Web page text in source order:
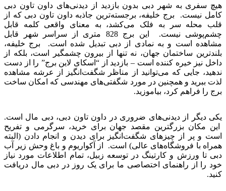
هیچ سفری به شهر دبی بدون بازدید از دیدنی‌های داون تاون دبی
کامل نیست. برج خلیفه، برجسته‌ترین جاذبه داون تاون دبی که از
قلب محله سر به فلک می‌کشد، به معنای واقعی کلمه قابل
چشم‌پوشی نیست. این برج 828 متری از سراسر شهر قابل
مشاهده است و به نمادی از دبی تبدیل شده است. برج خلیفه،
بلندترین ساختمان جهان، نه تنها از بیرون چشمگیر است، بلکه از
داخل نیز خیره کننده است – بازدید از “اسکای لاین برج” را از دست
ندهید، جایی که می‌توانید از مناظر شگفت‌انگیز از عرشه مشاهده
لذت ببرید و همچنین در مورد شگفتی‌های مهندسی که امکان ساخت
برج را فراهم کرد، بیاموزید.
یکی دیگر از دیدنی‌های ضروری در داون تاون دبی، دبی مال است.
این مکان بزرگترین مقصد جهان برای خرید، سرگرمی و تفریح
است و پر از چیزهای شگفت‌انگیز برای دیدن و انجام دادن (البته
همراه با فروشگاه‌های عالی) است. از آکواریوم و باغ وحش زیر آب
دبی تا ورزش و کارتینگ در توسعه زبیل، تمام اطلاعات مورد نیاز
خود را از راهنمای اختصاصی ما برای یک روز در دبی مال دریافت
کنید.